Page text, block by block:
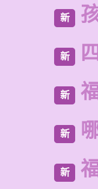
新
新
新
新
新